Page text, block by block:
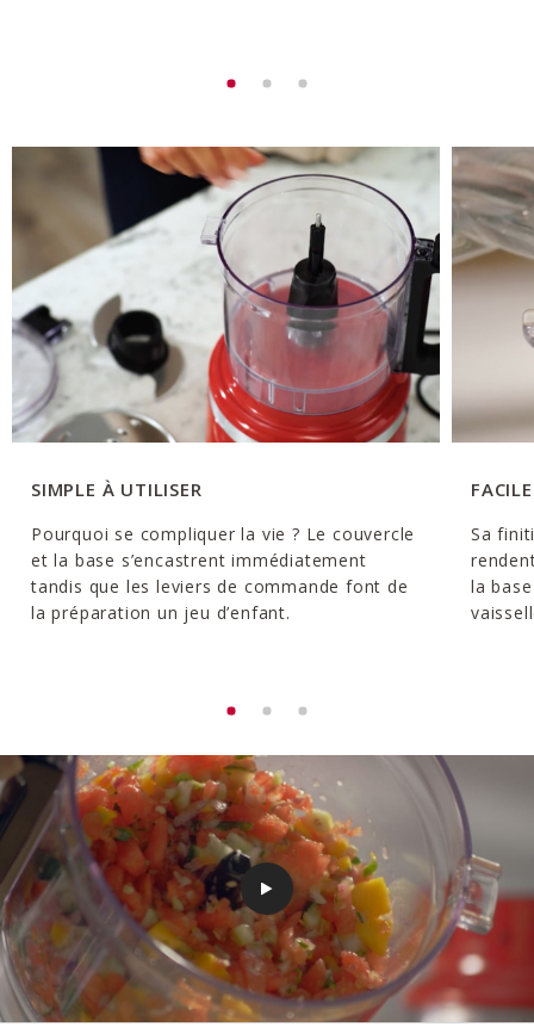
SIMPLE À UTILISER
Pourquoi se compliquer la vie ? Le couvercle
et la base s’encastrent immédiatement
tandis que les leviers de commande font de
la préparation un jeu d’enfant.
Sa
la